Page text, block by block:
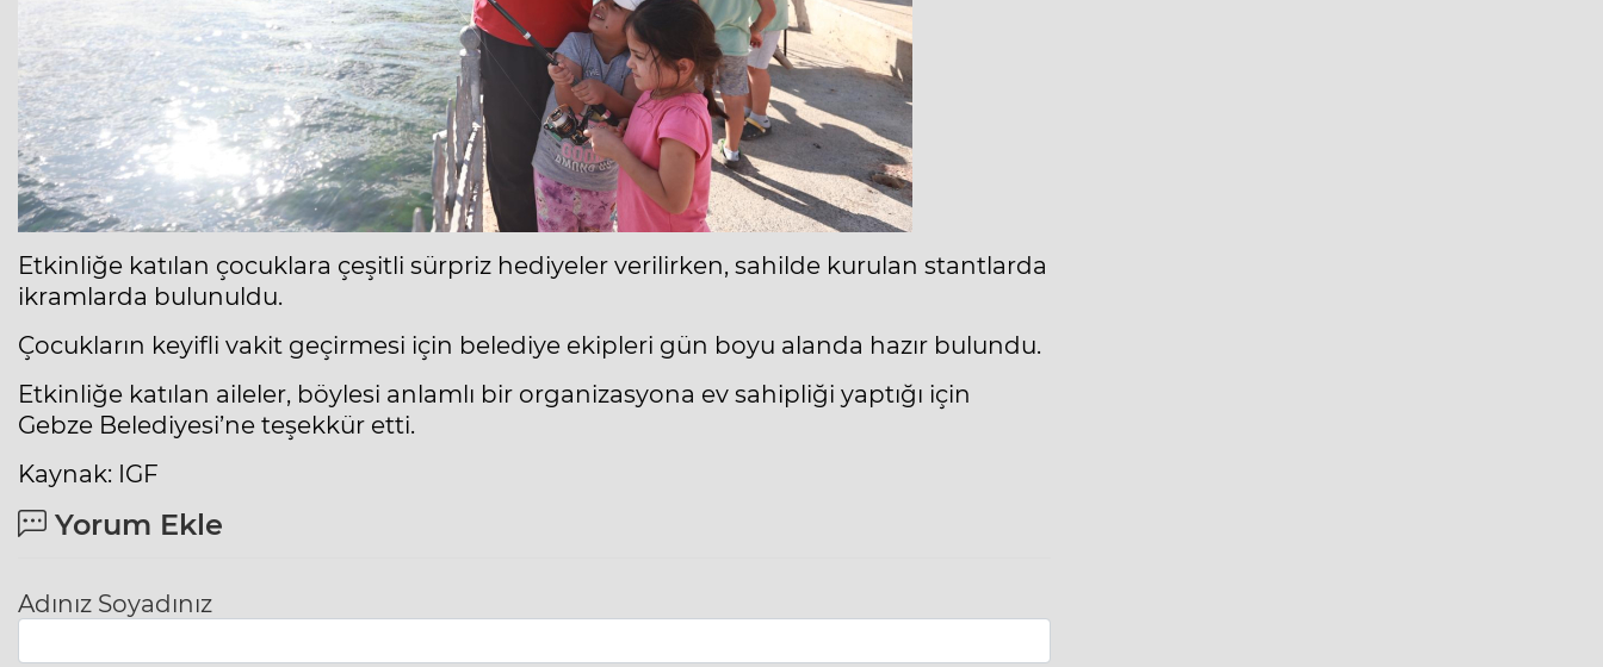
Etkinliğe katılan çocuklara çeşitli sürpriz hediyeler verilirken, sahilde kurulan stantlarda
ikramlarda bulunuldu.
Çocukların keyifli vakit geçirmesi için belediye ekipleri gün boyu alanda hazır bulundu.
Etkinliğe katılan aileler, böylesi anlamlı bir organizasyona ev sahipliği yaptığı için
Gebze Belediyesi’ne teşekkür etti.
Kaynak: IGF
Yorum Ekle
Adınız Soyadınız